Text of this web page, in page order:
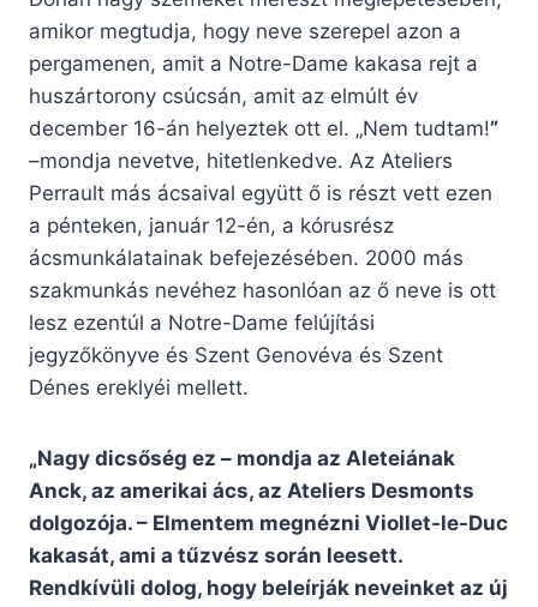
amikor megtudja, hogy neve szerepel azon a
pergamenen, amit a Notre-Dame kakasa rejt a
huszártorony csúcsán, amit az elmúlt év
december 16-án helyeztek ott el. „Nem tudtam!”
–mondja nevetve, hitetlenkedve. Az Ateliers
Perrault más ácsaival együtt ő is részt vett ezen
a pénteken, január 12-én, a kórusrész
ácsmunkálatainak befejezésében. 2000 más
szakmunkás nevéhez hasonlóan az ő neve is ott
lesz ezentúl a Notre-Dame felújítási
jegyzőkönyve és Szent Genovéva és Szent
Dénes ereklyéi mellett.
„Nagy dicsőség ez – mondja az Aleteiának
Anck, az amerikai ács, az Ateliers Desmonts
dolgozója. – Elmentem megnézni Viollet-le-Duc
kakasát, ami a tűzvész során leesett.
Rendkívüli dolog, hogy beleírják neveinket az új